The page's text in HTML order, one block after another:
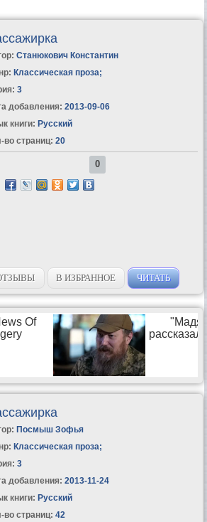
Станюкович Константин
Классическая проза;
3
добавления: 2013-09-06
книги: Русский
во страниц: 20
0
В ИЗБРАННОЕ ЧИТАТЬ
Посмыш Зофья
Классическая проза;
3
добавления: 2013-11-24
книги: Русский
во страниц: 42